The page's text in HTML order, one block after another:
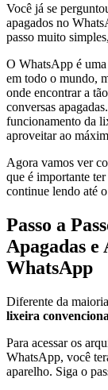
Você já se
apagados no
passo muito
O WhatsApp é
em todo o mundo,
onde encontrar a
conversas
funcionamento da
aproveitar ao
Agora vamos ver
que é importante
continue lendo até
Passo a
Apagadas e
WhatsApp
Diferente da
lixeira
Para acessar os
WhatsApp, você
aparelho. Siga o